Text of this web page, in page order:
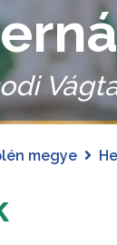
megye